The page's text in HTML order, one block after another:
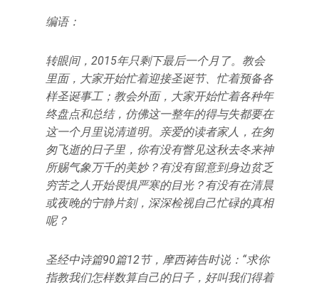
编语：
转眼间，2015年只剩下最后一个月了。教会
里面，大家开始忙着迎接圣诞节、忙着预备各
样圣诞事工；教会外面，大家开始忙着各种年
终盘点和总结，仿佛这一整年的得与失都要在
这一个月里说清道明。 亲爱的读者家人，在匆
匆飞逝的日子里，你有没有瞥见这秋去冬来神
所赐气象万千的美妙？有没有留意到身边贫乏
穷苦之人开始畏惧严寒的目光？有没有在清晨
或夜晚的宁静片刻，深深检视自己忙碌的真相
呢？
圣经中诗篇90篇12节，摩西祷告时说：“求你
指教我们怎样数算自己的日子，好叫我们得着